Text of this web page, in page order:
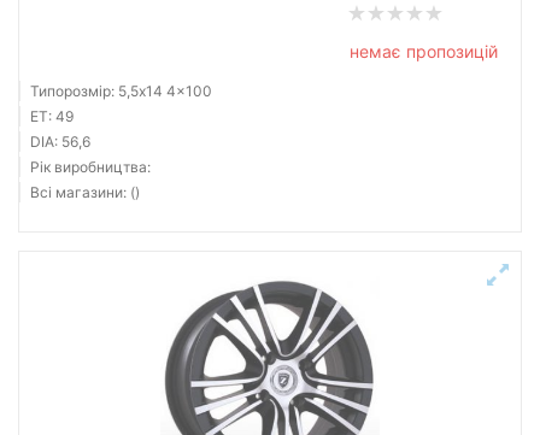
немає пропозицій
Типорозмір: 5,5x14 4x100
ET: 49
DIA: 56,6
Рік виробництва:
Всі магазини: ()